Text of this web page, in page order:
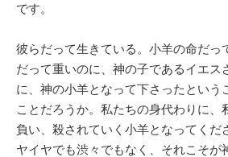
です。
彼らだって生きている。小羊の命だっ
だって重いのに、神の子であるイエス
に、神の小羊となって下さったという
ことだろうか。私たちの身代わりに、
負い、殺されていく小羊となってくだ
ヤイヤでも渋々でもなく、それこそが